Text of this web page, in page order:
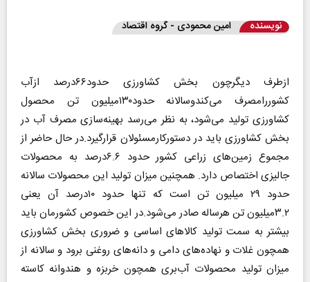
نویسنده امین محمودی - گروه اقتصاد
ازطرف دیگرچون بخش کشاورزی حدود۶۶درصد ازآب
کشوررامصرف می‌کندوسالانه حدود۱۳۰میلیون تن محصول
کشاورزی تولید می‌شود، به نظر می‌رسد بهینه‌سازی مصرف آب در
بخش کشاورزی باید در دستورکارمسئولان قرارگیرد.در حال حاضر از
مجموع زمین‌های زراعی کشور حدود ۶.۶درصد به محصولات
جالیزی اختصاص دارد. همچنین میزان تولید این محصولات سالانه
حدود ۲۹ میلیون تن است که تنها حدود ۱۰درصد آن یعنی
۳.۲میلیون تن هر‌ساله صادر می‌شود.در این خصوص کشورمان باید
بیشتر به سمت تولید کالاهای اساسی و ضروری بخش کشاورزی
همچون غلات و نهاده‌های دامی و دانه‌های روغنی برود و سالانه از
میزان تولید محصولات آب‌بری همچون خربزه و هندوانه کاسته